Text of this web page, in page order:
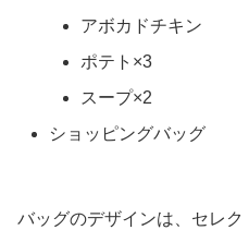
アボカドチキン
ポテト×3
スープ×2
ショッピングバッグ
バッグのデザインは、セレ